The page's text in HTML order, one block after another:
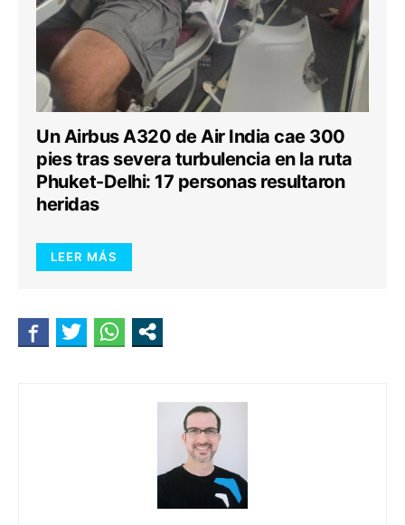
Un Airbus A320 de Air India cae 300
pies tras severa turbulencia en la ruta
Phuket-Delhi: 17 personas resultaron
heridas
LEER MÁS